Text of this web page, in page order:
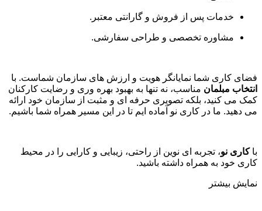
خدمات پس از فروش و گارانتی معتبر .
مشاوره تخصصی و طراحی سفارشی.
فضای کاری شما نمایانگر هویت و ارزش های سازمان شماست. با
انتخاب مبلمان مناسب، نه تنها به بهبود بهره وری و رضایت کارکنان
کمک می کنید، بلکه تصویری حرفه ای و مثبت از سازمان خود ارائه
می دهید. ما در کاری نو آماده ایم تا در این مسیر همراه شما باشیم.
باکاری نو، تجربه ای نوین از راحتی، زیبایی و کارایی را در محیط
کاری خود به همراه داشته باشید.
نمایش بیشتر